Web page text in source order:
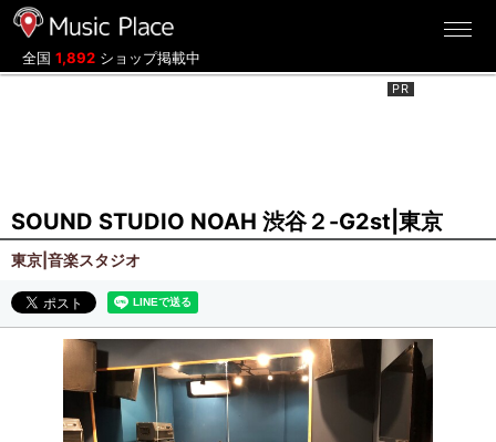
全国 1,892 ショップ掲載中
SOUND STUDIO NOAH 渋谷２-G2st|東京
東京|音楽スタジオ